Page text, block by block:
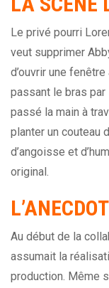
Le privé pourri
veut supprimer
d’ouvrir une
passant le bras par
passé la main à
planter un couteau
d’angoisse et
original.
Au début de la
assumait la
production. Même